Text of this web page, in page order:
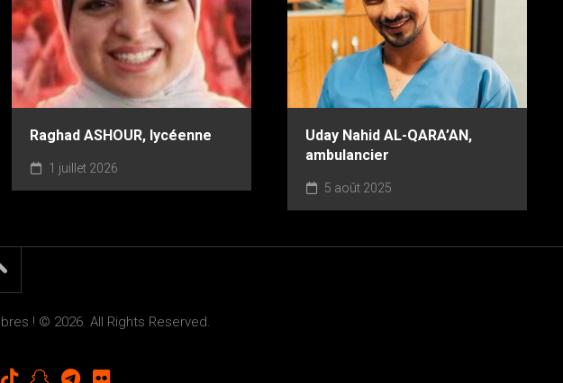
Raghad ASHOUR, lycéenne
1 juillet 2026
Uday Nahid AL-QARA’AN,
ambulancier
5 août 2025
! © 2026. All Rights Reserved.